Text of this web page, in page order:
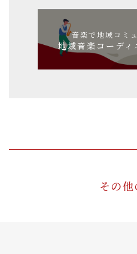
音楽で地域コミ
地域音楽コーデ
その